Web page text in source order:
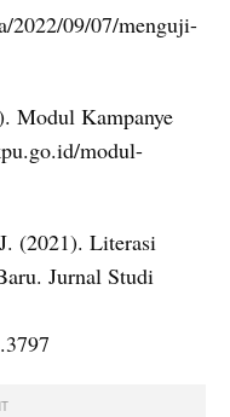
2022/09/07/menguji-
Modul Kampanye
modul-
(2021). Literasi
Jurnal Studi